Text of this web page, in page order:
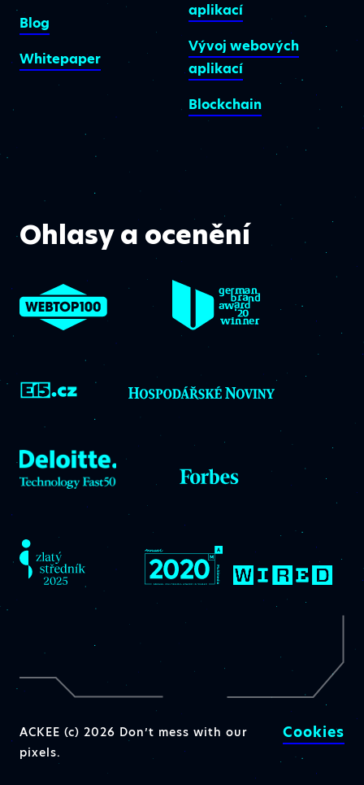
Blog
Whitepaper
aplikací
Vývoj webových
aplikací
Blockchain
Ohlasy a ocenění
ACKEE (c) 2026 Don’t mess with our
pixels.
Cookies